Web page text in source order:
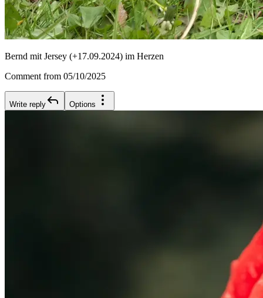
Bernd mit Jersey (+17.09.2024) im Herzen
Comment from 05/10/2025
Write reply Options